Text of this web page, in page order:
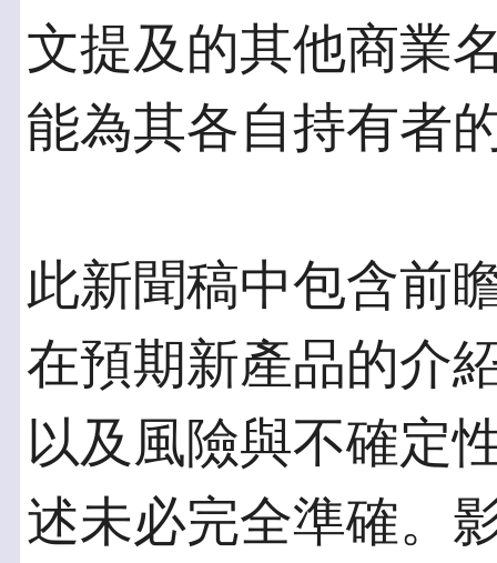
文提及的其他商業
能為其各自持有者
此新聞稿中包含前
在預期新產品的介
以及風險與不確定
述未必完全準確。